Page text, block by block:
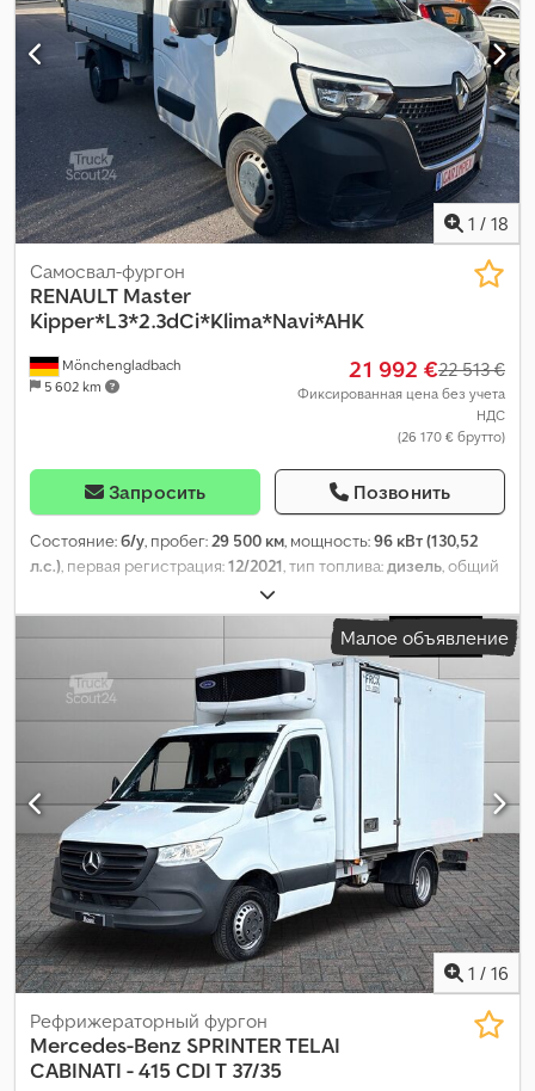
1 / 18
Mönchengladbach
5 602 km
Самосвал-фургон
RENAULT Master
Kipper*L3*2.3dCi*Klima*Navi*AHK
21 992 €22 513 €
Фиксированная цена без учета
НДС
(26 170 € брутто)
Запросить Позвонить
Состояние:б/у, пробег:29 500 км, мощность:96 кВт (130,52
л.с.), первая регистрация:12/2021, тип топлива:дизель, общий
механический
Евро 6, количество мест:3, длина грузового отсека:3 300 мм,
ширина пространства для загрузки:2 050 мм, высота
400 мм, Оборудование: ABS, кондиционер,
навигационная система, сажевый фильтр, центральный
замок, электронная программа стабилизации (ESP)
Малое объявление
1 / 16
Рефрижераторный фургон
Mercedes-Benz SPRINTER TELAI
CABINATI - 415 CDI T 37/35